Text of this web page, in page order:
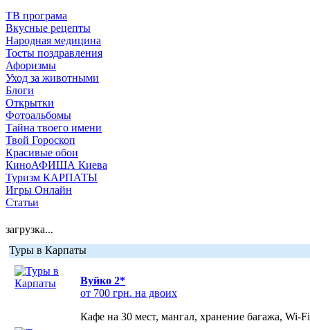
ТВ програма
Вкусные рецепты
Народная медицина
Тосты поздравления
Афоризмы
Уход за животными
Блоги
Открытки
Фотоальбомы
Тайна твоего имени
Твой Гороскоп
Красивые обои
КиноАФИША Киева
Туризм КАРПАТЫ
Игры Онлайн
Статьи
загрузка...
Туры в Карпаты
Вуйко 2*
от 700 грн. на двоих
Кафе на 30 мест, мангал, хранение багажа, Wi-